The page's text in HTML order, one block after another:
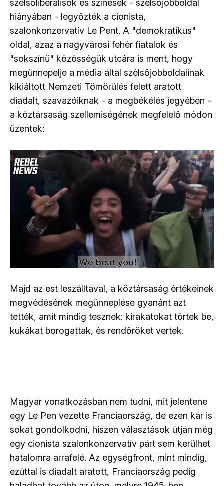
szélsőliberálisok és színesek - szélsőjobboldal
hiányában - legyőzték a cionista,
szalonkonzervatív Le Pent. A "demokratikus"
oldal, azaz a nagyvárosi fehér fiatalok és
"sokszínű" közösségük utcára is ment, hogy
megünnepelje a média által szélsőjobboldalinak
kikiáltott Nemzeti Tömörülés felett aratott
diadalt, szavazóiknak - a megbékélés jegyében -
a köztársaság szellemiségének megfelelő módon
üzentek:
Majd az est leszálltával, a köztársaság értékeinek
megvédésének megünneplése gyanánt azt
tették, amit mindig tesznek: kirakatokat törtek be,
kukákat borogattak, és rendőröket vertek.
Magyar vonatkozásban nem tudni, mit jelentene
egy Le Pen vezette Franciaország, de ezen kár is
sokat gondolkodni, hiszen választások útján még
egy cionista szalonkonzervatív párt sem kerülhet
hatalomra arrafelé. Az egységfront, mint mindig,
ezúttal is diadalt aratott, Franciaország pedig